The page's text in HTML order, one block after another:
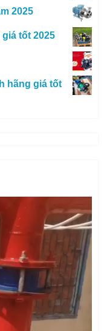
2025
tốt 2025
hãng giá tốt